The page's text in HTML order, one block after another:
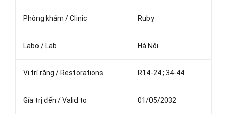
Phòng khám / Clinic Ruby
Labo / Lab Hà Nội
Vị trí răng / Restorations R14-24 ; 34-44
Gía trị đến / Valid to 01/05/2032